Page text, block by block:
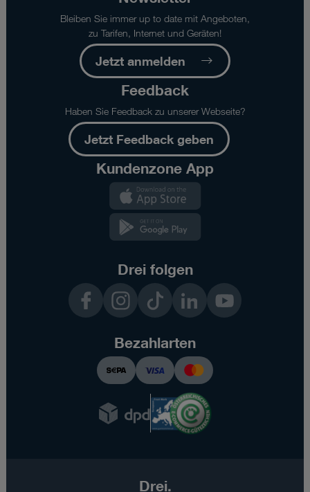
Bleiben Sie immer up to date mit Angeboten,
zu Tarifen, Internet und Geräten!
Jetzt anmelden
Feedback
Haben Sie Feedback zu unserer Webseite?
Jetzt Feedback geben
Kundenzone App
Drei folgen
InstagramTikTok LinkedIn YouTube
Bezahlarten
Drei.